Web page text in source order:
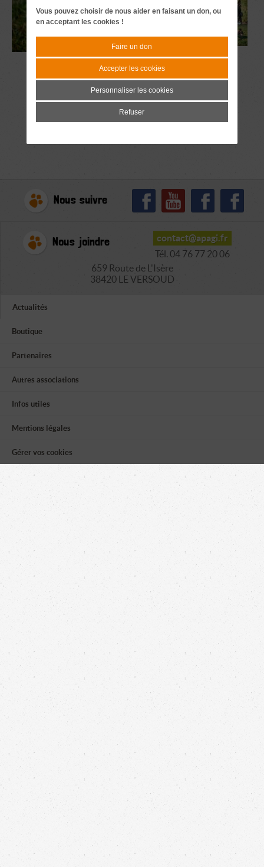
Nous suivre
Nous joindre
contact@apagi.fr
Tél. 04 76 77 20 06
659 Route de L'Isère
38420 LE VERSOUD
Actualités
Boutique
Partenaires
Autres associations
Infos utiles
Mentions légales
Gérer vos cookies
Vous pouvez choisir de nous aider en faisant un don, ou
en acceptant les cookies !
Faire un don
Accepter les cookies
Personnaliser les cookies
Refuser